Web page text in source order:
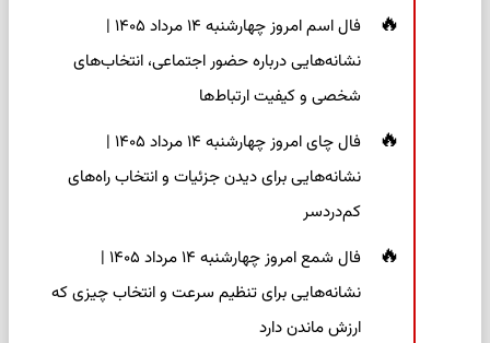
فال اسم امروز چهارشنبه ۱۴ مرداد ۱۴۰۵ |
نشانه‌هایی درباره حضور اجتماعی، انتخاب‌های
شخصی و کیفیت ارتباط‌ها
فال چای امروز چهارشنبه ۱۴ مرداد ۱۴۰۵ |
نشانه‌هایی برای دیدن جزئیات و انتخاب راه‌های
کم‌دردسر
فال شمع امروز چهارشنبه ۱۴ مرداد ۱۴۰۵ |
نشانه‌هایی برای تنظیم سرعت و انتخاب چیزی که
ارزش ماندن دارد